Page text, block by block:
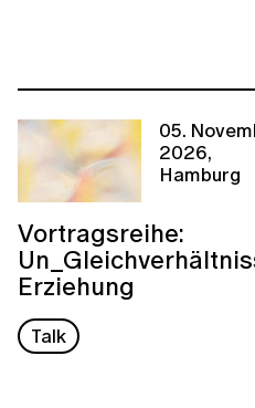
05.
2026,
Hamburg
Vortragsreihe:
Erziehung
Talk